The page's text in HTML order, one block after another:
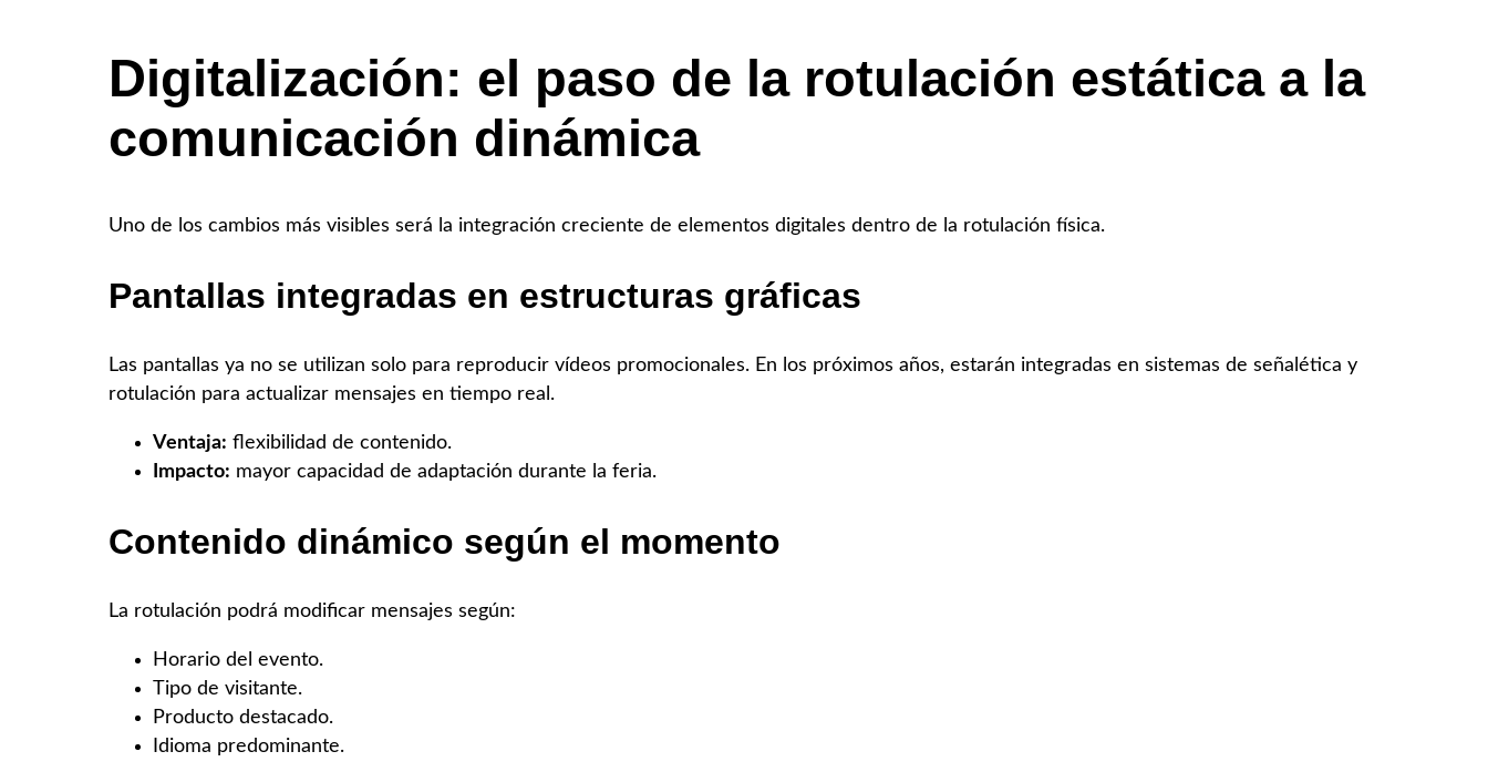
Digitalización: el paso de la rotulación estática a la
comunicación dinámica
Uno de los cambios más visibles será la integración creciente de elementos digitales dentro de la rotulación física.
Pantallas integradas en estructuras gráficas
Las pantallas ya no se utilizan solo para reproducir vídeos promocionales. En los próximos años, estarán integradas en sistemas de señalética y
rotulación para actualizar mensajes en tiempo real.
Ventaja: flexibilidad de contenido.
Impacto: mayor capacidad de adaptación durante la feria.
Contenido dinámico según el momento
La rotulación podrá modificar mensajes según:
Horario del evento.
Tipo de visitante.
Producto destacado.
Idioma predominante.